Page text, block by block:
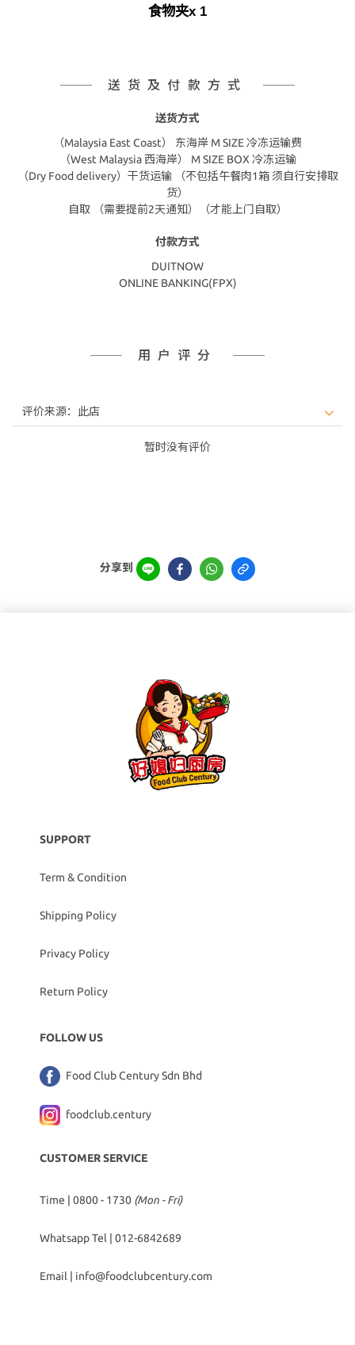
食物夹x 1
送货及付款方式
送货方式
（Malaysia East Coast） 东海岸 M SIZE 冷冻运输费
（West Malaysia 西海岸） M SIZE BOX 冷冻运输
（Dry Food delivery）干货运输 （不包括午餐肉1箱 须自行安排取
货）
自取 （需要提前2天通知）（才能上门自取）
付款方式
DUITNOW
ONLINE BANKING(FPX)
用户评分
暂时没有评价
分享到
SUPPORT
Term & Condition
Shipping Policy
Privacy Policy
Return Policy
FOLLOW US
Food Club Century Sdn Bhd
foodclub.century
CUSTOMER SERVICE
Time | 0800 - 1730 (Mon - Fri)
Whatsapp Tel | 012-6842689
Email | info@foodclubcentury.com